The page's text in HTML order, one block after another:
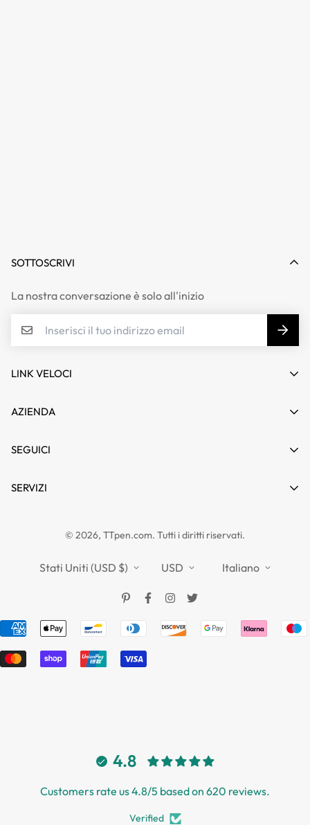
SOTTOSCRIVI
La nostra conversazione è solo all'inizio
LINK VELOCI
Il mio conto
Lista dei desideri
AZIENDA
Chi siamo
Domande frequenti
SEGUICI
Notizia
TTPEN Regno Unito
SERVIZI
Politica di spedizione
© 2026, TTpen.com. Tutti i diritti riservati.
Stati Uniti (USD $) USD Italiano
4.8
Customers rate us 4.8/5 based on 620 reviews.
Verified